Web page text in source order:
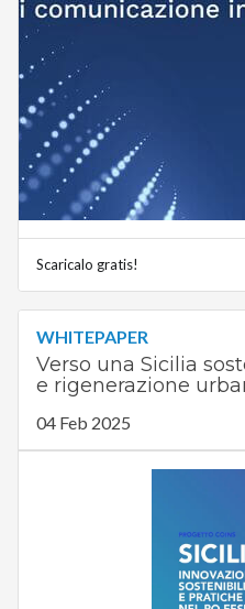
Scaricalo gratis!
WHITEPAPER
Verso una Sicilia
e rigenerazione
04 Feb 2025